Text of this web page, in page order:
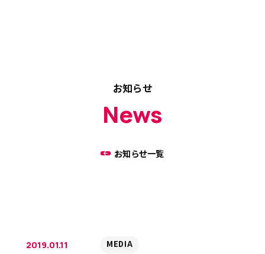
お知らせ
News
お知らせ一覧
2019.01.11 MEDIA